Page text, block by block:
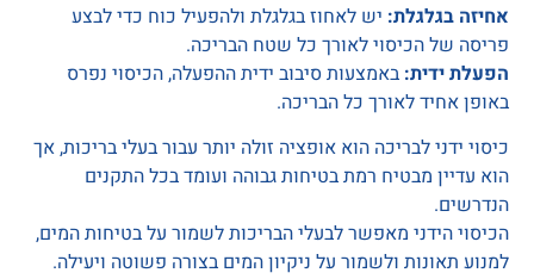
אחיזה בגלגלת: יש לאחוז בגלגלת ולהפעיל כוח כדי לבצע
פריסה של הכיסוי לאורך כל שטח הבריכה.
הפעלת ידית: באמצעות סיבוב ידית ההפעלה, הכיסוי נפרס
באופן אחיד לאורך כל הבריכה.
כיסוי ידני לבריכה הוא אופציה זולה יותר עבור בעלי בריכות, אך
הוא עדיין מבטיח רמת בטיחות גבוהה ועומד בכל התקנים
הנדרשים.
הכיסוי הידני מאפשר לבעלי הבריכות לשמור על בטיחות המים,
למנוע תאונות ולשמור על ניקיון המים בצורה פשוטה ויעילה.